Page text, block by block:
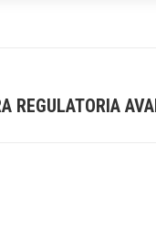
REGULATORIA